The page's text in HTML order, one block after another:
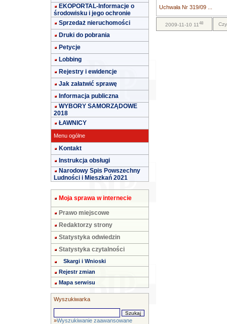
EKOPORTAL-Informacje o
środowisku i jego ochronie
Sprzedaż nieruchomości
Druki do pobrania
Petycje
Lobbing
Rejestry i ewidencje
Jak załatwić sprawę
Informacja publiczna
WYBORY SAMORZĄDOWE
2018
ŁAWNICY
Menu ogólne
Kontakt
Instrukcja obsługi
Narodowy Spis Powszechny
Ludności i Mieszkań 2021
Moja sprawa w internecie
Prawo miejscowe
Redaktorzy strony
Statystyka odwiedzin
Statystyka czytalności
Skargi i Wnioski
Rejestr zmian
Mapa serwisu
Wyszukiwarka
»Wyszukiwanie zaawansowane
Uchwała Nr 319/09 ...
2009-11-10 1148